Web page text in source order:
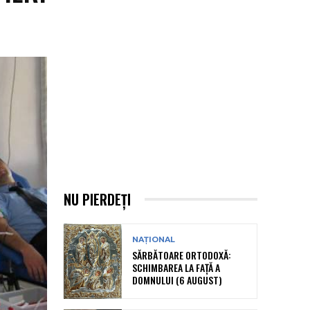
NU PIERDEȚI
NAȚIONAL
SĂRBĂTOARE ORTODOXĂ:
SCHIMBAREA LA FAȚĂ A
DOMNULUI (6 AUGUST)